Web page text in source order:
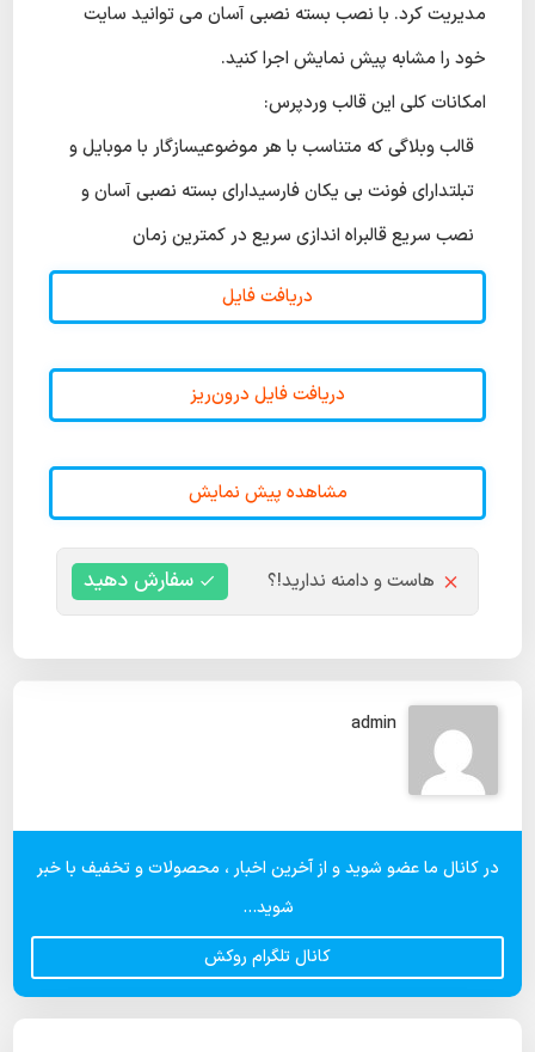
مدیریت کرد. با نصب بسته نصبی آسان می توانید سایت
خود را مشابه پیش نمایش اجرا کنید.
امکانات کلی این قالب وردپرس:
قالب وبلاگی که متناسب با هر موضوعیسازگار با موبایل و
تبلتدارای فونت بی یکان فارسیدارای بسته نصبی آسان و
نصب سریع قالبراه اندازی سریع در کمترین زمان
دریافت فایل
دریافت فایل درون‌ریز
مشاهده پیش نمایش
هاست و دامنه ندارید!؟ سفارش دهید
admin
در کانال ما عضو شوید و از آخرین اخبار ، محصولات و تخفیف با خبر
شوید...
کانال تلگرام روکش